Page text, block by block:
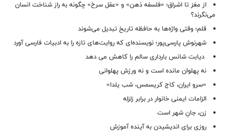
از مغز تا اشراق؛ «فلسفه ذهن» و «عقل سرخ» چگونه به راز شناخت انسان
می‌نگرند؟
قلم؛ وقتی واژه‌ها به حافظه تاریخ تبدیل می‌شوند
شهرنوش پارسی‌پور؛ نویسنده‌ای که روایت‌های تازه را به ادبیات فارسی آورد
دیابت شانس بارداری سالم را کاهش می دهد
نه پهلوان مانده است و نه ورزش پهلوانی
«سرو ایران، کاج کریسمس، شب یلدا»
الزامات ایمنی خانوار در برابر زلزله
زن، جانِ شهر است
روزی برای اندیشیدن به آینده آموزش